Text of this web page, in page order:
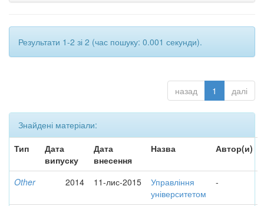
Результати 1-2 зі 2 (час пошуку: 0.001 секунди).
назад 1 далі
Знайдені матеріали:
Тип
Дата
випуску
Дата
внесення
Назва Автор(и)
Other 2014 11-лис-2015
Управління
університетом
-